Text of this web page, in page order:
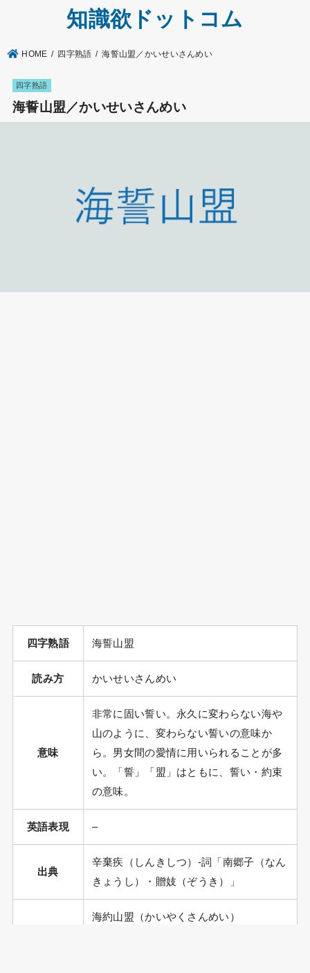
知識欲ドットコム
HOME 四字熟語 海誓山盟／かいせいさんめい
四字熟語
海誓山盟／かいせいさんめい
四字熟語 海誓山盟
読み方 かいせいさんめい
意味
非常に固い誓い。永久に変わらない海や
山のように、変わらない誓いの意味か
ら。男女間の愛情に用いられることが多
い。「誓」「盟」はともに、誓い・約束
の意味。
英語表現 –
出典
辛棄疾（しんきしつ）-詞「南郷子（なん
きょうし）・贈妓（ぞうき）」
海約山盟（かいやくさんめい）